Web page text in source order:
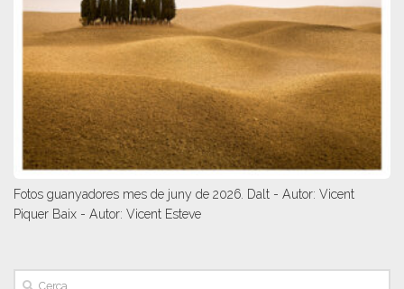
Fotos guanyadores mes de juny de 2026. Dalt - Autor: Vicent
Piquer Baix - Autor: Vicent Esteve